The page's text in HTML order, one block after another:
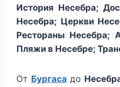
История Несебра;
Несебра; Церкви
Рестораны Несебра;
Пляжи в Несебре;
От Бургаса до